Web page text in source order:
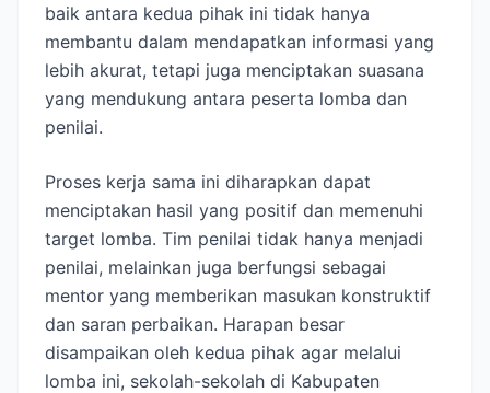
baik antara kedua pihak ini tidak hanya
membantu dalam mendapatkan informasi yang
lebih akurat, tetapi juga menciptakan suasana
yang mendukung antara peserta lomba dan
penilai.
Proses kerja sama ini diharapkan dapat
menciptakan hasil yang positif dan memenuhi
target lomba. Tim penilai tidak hanya menjadi
penilai, melainkan juga berfungsi sebagai
mentor yang memberikan masukan konstruktif
dan saran perbaikan. Harapan besar
disampaikan oleh kedua pihak agar melalui
lomba ini, sekolah-sekolah di Kabupaten